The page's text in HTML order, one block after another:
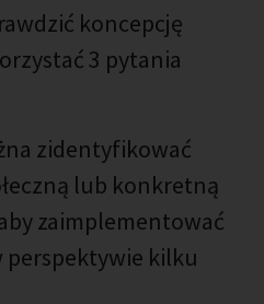
koncepcję
3 pytania
zidentyfikować
lub konkretną
zaimplementować
perspektywie kilku